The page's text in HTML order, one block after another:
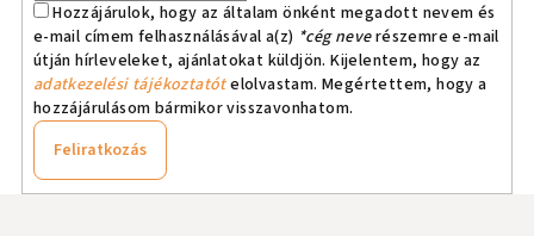
Hozzájárulok, hogy az általam önként megadott nevem és
e-mail címem felhasználásával a(z) *cég neverészemre e-mail
útján hírleveleket, ajánlatokat küldjön. Kijelentem, hogy az
adatkezelési tájékoztatótelolvastam. Megértettem, hogy a
hozzájárulásom bármikor visszavonhatom.
Feliratkozás